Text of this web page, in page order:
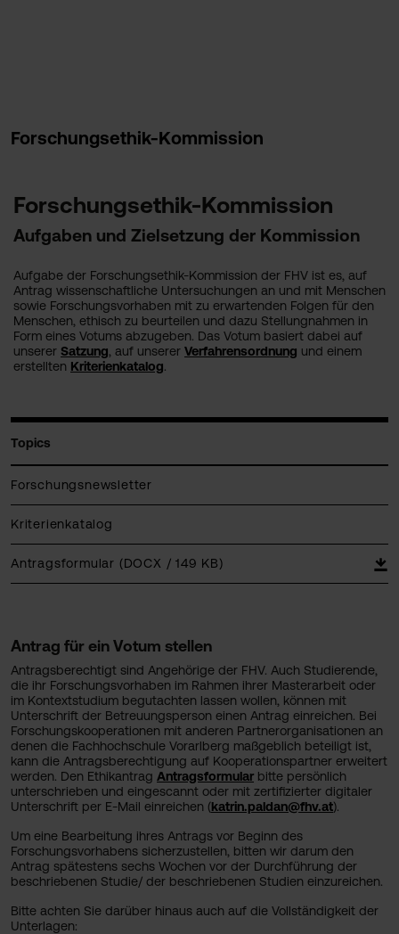
Forschungsethik-Kommission
Forschungsethik-Kommission
Aufgaben und Zielsetzung der Kommission
Aufgabe der Forschungsethik-Kommission der FHV ist es, auf
Antrag wissenschaftliche Untersuchungen an und mit Menschen
sowie Forschungsvorhaben mit zu erwartenden Folgen für den
Menschen, ethisch zu beurteilen und dazu Stellungnahmen in
Form eines Votums abzugeben. Das Votum basiert dabei auf
unserer Satzung, auf unserer Verfahrensordnung und einem
erstellten Kriterienkatalog.
Topics
Forschungsnewsletter
Kriterienkatalog
Antragsformular (DOCX / 149 KB)
Antrag für ein Votum stellen
Antragsberechtigt sind Angehörige der FHV. Auch Studierende,
die ihr Forschungsvorhaben im Rahmen ihrer Masterarbeit oder
im Kontextstudium begutachten lassen wollen, können mit
Unterschrift der Betreuungsperson einen Antrag einreichen. Bei
Forschungskooperationen mit anderen Partnerorganisationen an
denen die Fachhochschule Vorarlberg maßgeblich beteiligt ist,
kann die Antragsberechtigung auf Kooperationspartner erweitert
werden. Den Ethikantrag Antragsformular bitte persönlich
unterschrieben und eingescannt oder mit zertifizierter digitaler
Unterschrift per E-Mail einreichen (katrin.paldan@fhv.at).
Um eine Bearbeitung ihres Antrags vor Beginn des
Forschungsvorhabens sicherzustellen, bitten wir darum den
Antrag spätestens sechs Wochen vor der Durchführung der
beschriebenen Studie/ der beschriebenen Studien einzureichen.
Bitte achten Sie darüber hinaus auch auf die Vollständigkeit der
Unterlagen: